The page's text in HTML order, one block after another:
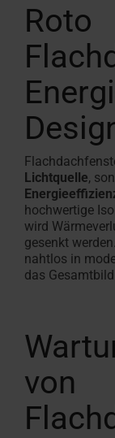
Roto
Lichtquelle,
hochwertige
wird
gesenkt
nahtlos in
das
von